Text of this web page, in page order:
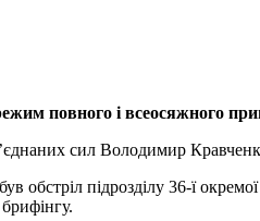
повного і всеосяжного
сил Володимир
підрозділу 36-ї